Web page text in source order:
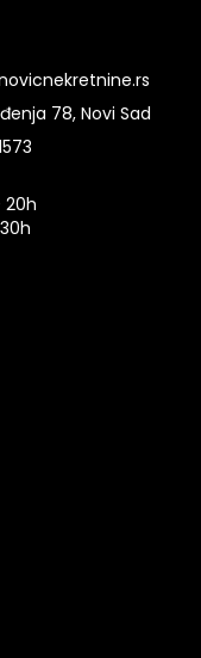
78, Novi Sad
20h